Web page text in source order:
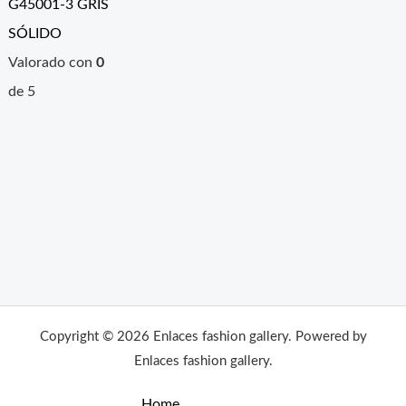
G45001-3 GRIS
SÓLIDO
Valorado con 0
de 5
Copyright © 2026 Enlaces fashion gallery. Powered by
Enlaces fashion gallery.